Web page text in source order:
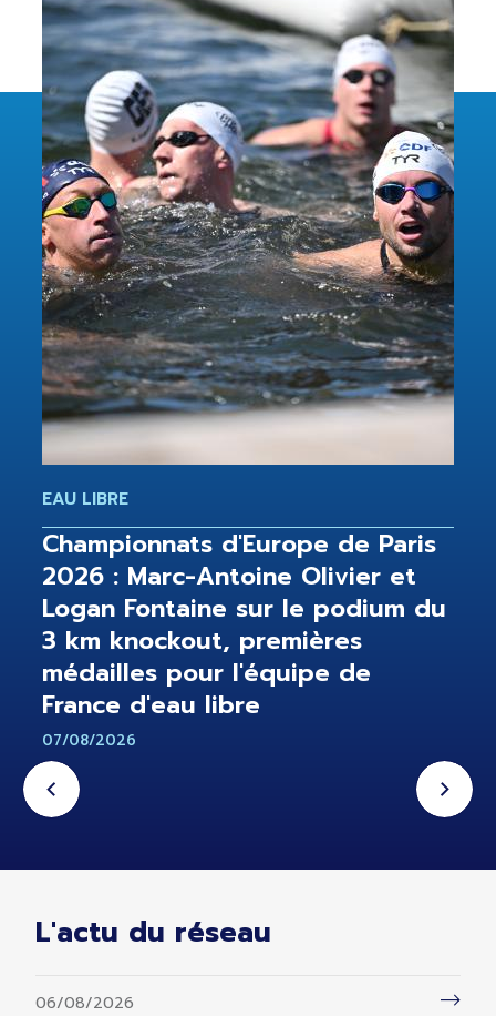
EAU LIBRE
Championnats d'Europe de Paris
2026 : Marc-Antoine Olivier et
Logan Fontaine sur le podium du
3 km knockout, premières
médailles pour l'équipe de
France d'eau libre
07/08/2026
L'actu du réseau
06/08/2026